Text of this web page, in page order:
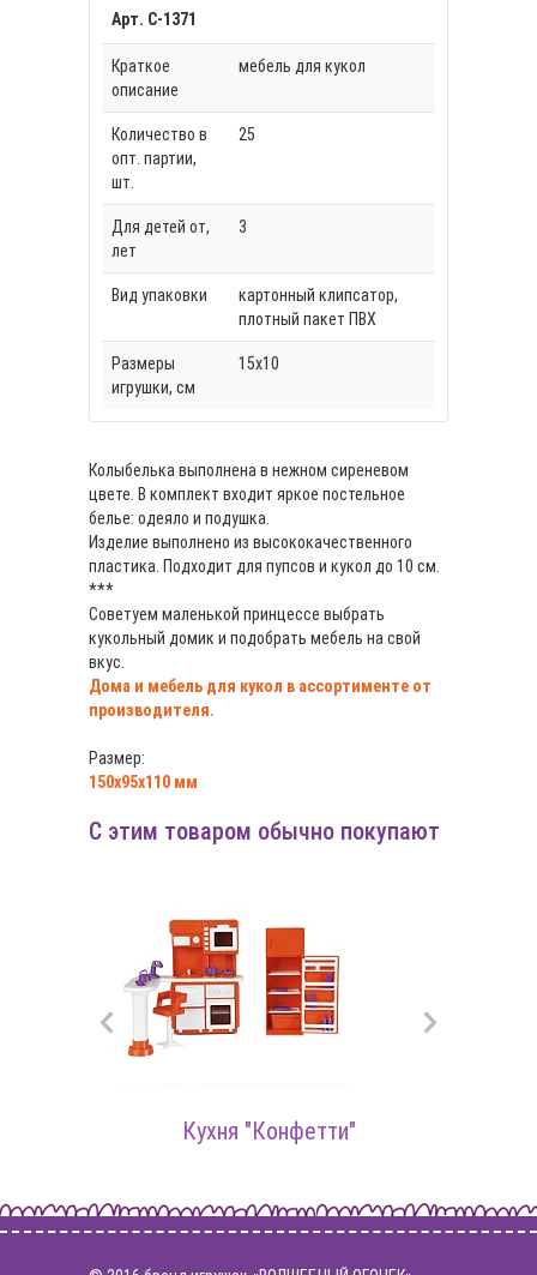
Арт. С-1371
Краткое
описание
мебель для кукол
Количество в
опт. партии,
шт.
25
Для детей от,
лет
3
Вид упаковки
картонный клипсатор,
плотный пакет ПВХ
Размеры
игрушки, см
15х10
Колыбелька выполнена в нежном сиреневом
цвете. В комплект входит яркое постельное
белье: одеяло и подушка.
Изделие выполнено из высококачественного
пластика. Подходит для пупсов и кукол до 10 см.
***
Советуем маленькой принцессе выбрать
кукольный домик и подобрать мебель на свой
вкус.
Дома и мебель для кукол в ассортименте от
производителя.
Размер:
150х95х110 мм
С этим товаром обычно покупают
Кухня "Конфетти"